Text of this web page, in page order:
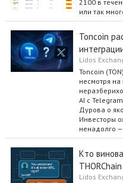
2100 в
или так
Toncoin
Lidos
Toncoin
несмотря
AI с
Дурова о
Инвесторы
ненадолго —
Кто
Lidos